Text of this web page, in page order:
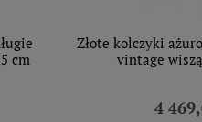
cm
Złote kolczyki
vintage
4